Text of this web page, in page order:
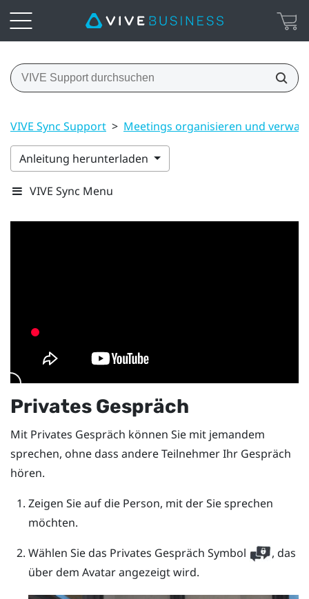
VIVE Sync Support > Meetings organisieren und
Anleitung herunterladen
VIVE Sync Menu
Privates Gespräch
Mit Privates Gespräch können Sie mit jemandem
sprechen, ohne dass andere Teilnehmer Ihr Gespräch
hören.
Zeigen Sie auf die Person, mit der Sie sprechen
möchten.
Wählen Sie das Privates Gespräch Symbol
, das
über dem Avatar angezeigt wird.